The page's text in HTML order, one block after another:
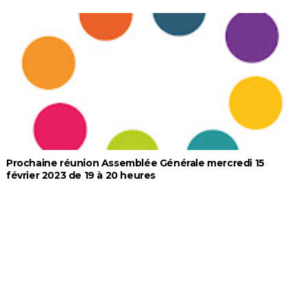
Prochaine réunion Assemblée Générale mercredi 15
février 2023 de 19 à 20 heures